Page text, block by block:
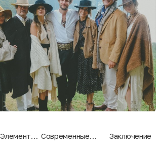
Элементы
Современные
Заключение